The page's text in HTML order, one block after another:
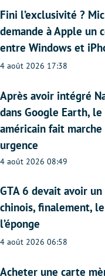
Fini l’exclusivité ?
demande à Apple un
entre Windows et
4 août 2026 17:38
Après avoir intégré
dans Google Earth,
américain fait
urgence
4 août 2026 08:49
GTA 6 devait avoir
chinois, finalement,
l’éponge
4 août 2026 06:58
Acheter une carte